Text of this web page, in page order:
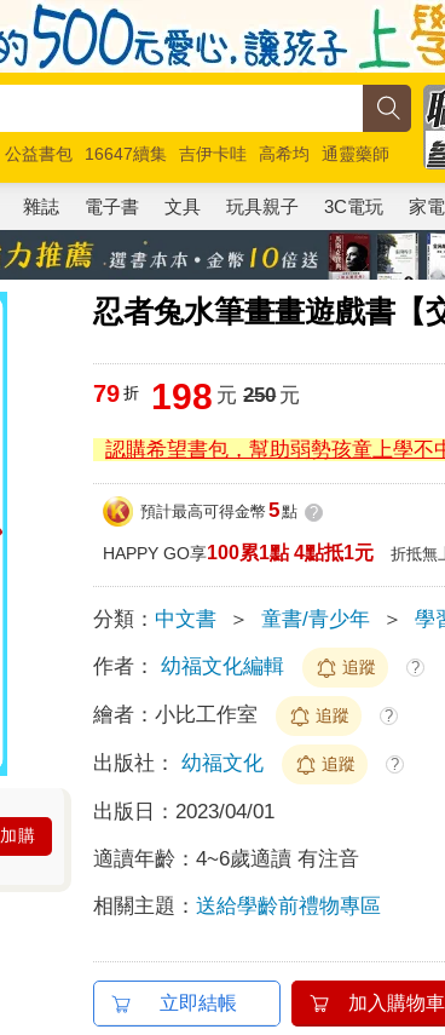
公益書包 16647續集 吉伊卡哇 高希均
通靈藥師
馬斯克 玩具總動員5 超慢跑
雜誌 電子書 文具 玩具親子 3C電玩 家電
忍者兔水筆畫畫遊戲書【
加購
79 折 198 元 250元
認購希望書包，幫助弱勢孩童上學不
預計最高可得金幣 5點 ?
HAPPY GO享100累1點 4點抵1元 折抵無
分類： 中文書 ＞ 童書/青少年 ＞ 學
作者： 幼福文化編輯 追蹤 ?
繪者：小比工作室 追蹤 ?
出版社： 幼福文化 追蹤 ?
出版日： 2023/04/01
適讀年齡：4~6歲適讀 有注音
相關主題：送給學齡前禮物專區
立即結帳 加入購物車